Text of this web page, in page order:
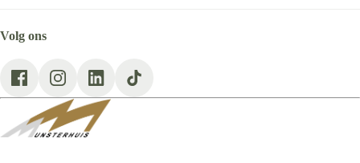
Munsterhuis Enschede
Contact
Volg ons